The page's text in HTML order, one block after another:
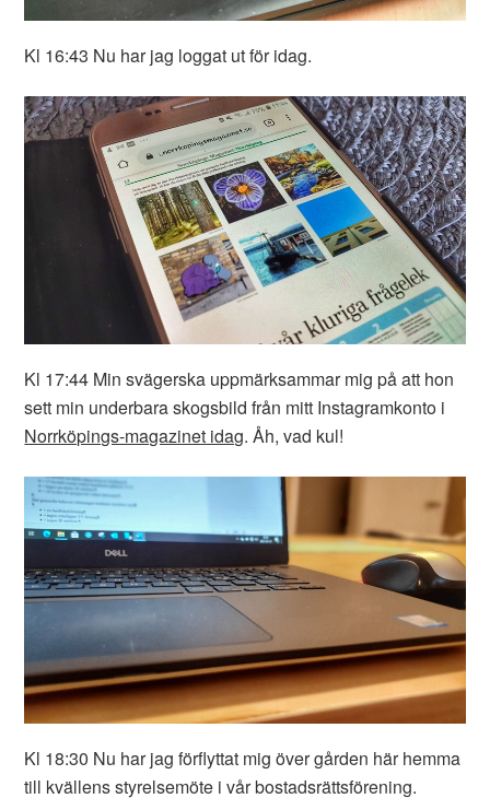
Kl 16:43 Nu har jag loggat ut för idag.
Kl 17:44 Min svägerska uppmärksammar mig på att hon
sett min underbara skogsbild från mitt Instagramkonto i
Norrköpings-magazinet idag. Åh, vad kul!
Kl 18:30 Nu har jag förflyttat mig över gården här hemma
till kvällens styrelsemöte i vår bostadsrättsförening.